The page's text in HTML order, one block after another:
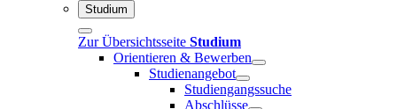
Studium
Zur Übersichtsseite Studium
Orientieren & Bewerben
Studienangebot
Studiengangssuche
Abschlüsse